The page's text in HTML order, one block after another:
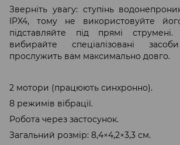
Зверніть увагу: ступінь
IPX4, тому не використовуйте
підставляйте під прямі
вибирайте спеціалізовані
прослужить вам максимально довго.
2 мотори (працюють синхронно).
8 режимів вібрації.
Робота через застосунок.
Загальний розмір: 8,4×4,2×3,3 см.